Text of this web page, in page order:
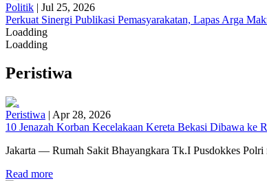
Politik | Jul 25, 2026
Perkuat Sinergi Publikasi Pemasyarakatan, Lapas Arga
Loadding
Loadding
Peristiwa
Peristiwa | Apr 28, 2026
10 Jenazah Korban Kecelakaan Kereta Bekasi Dibawa ke
Jakarta — Rumah Sakit Bhayangkara Tk.I Pusdokkes
Read more